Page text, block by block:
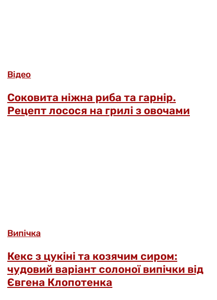
Відео
Соковита ніжна риба та гарнір.
Рецепт лосося на грилі з овочами
Випічка
Кекс з цукіні та козячим сиром:
чудовий варіант солоної випічки від
Євгена Клопотенка